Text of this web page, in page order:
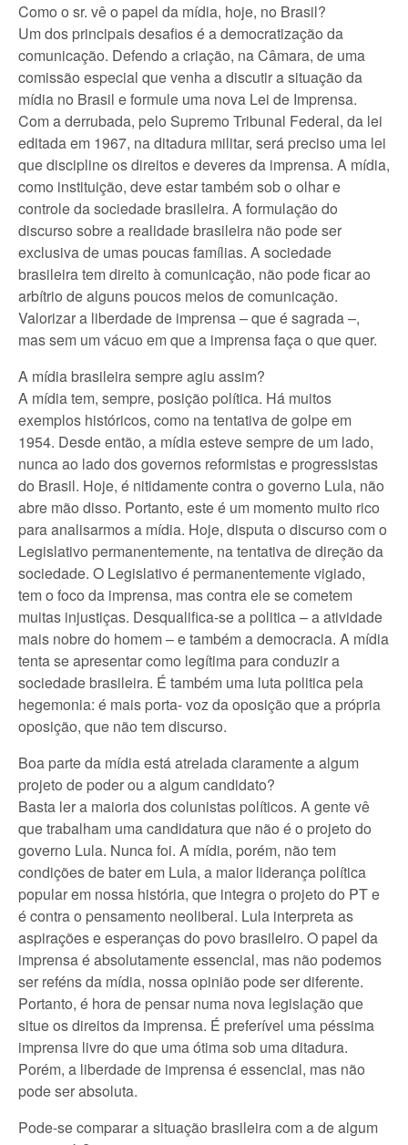
Como o sr. vê o papel da mídia, hoje, no Brasil?
Um dos principais desafios é a democratização da
comunicação. Defendo a criação, na Câmara, de uma
comissão especial que venha a discutir a situação da
mídia no Brasil e formule uma nova Lei de Imprensa.
Com a derrubada, pelo Supremo Tribunal Federal, da lei
editada em 1967, na ditadura militar, será preciso uma lei
que discipline os direitos e deveres da imprensa. A mídia,
como instituição, deve estar também sob o olhar e
controle da sociedade brasileira. A formulação do
discurso sobre a realidade brasileira não pode ser
exclusiva de umas poucas famílias. A sociedade
brasileira tem direito à comunicação, não pode ficar ao
arbítrio de alguns poucos meios de comunicação.
Valorizar a liberdade de imprensa – que é sagrada –,
mas sem um vácuo em que a imprensa faça o que quer.
A mídia brasileira sempre agiu assim?
A mídia tem, sempre, posição política. Há muitos
exemplos históricos, como na tentativa de golpe em
1954. Desde então, a mídia esteve sempre de um lado,
nunca ao lado dos governos reformistas e progressistas
do Brasil. Hoje, é nitidamente contra o governo Lula, não
abre mão disso. Portanto, este é um momento muito rico
para analisarmos a mídia. Hoje, disputa o discurso com o
Legislativo permanentemente, na tentativa de direção da
sociedade. O Legislativo é permanentemente vigiado,
tem o foco da imprensa, mas contra ele se cometem
muitas injustiças. Desqualifica-se a politica – a atividade
mais nobre do homem – e também a democracia. A mídia
tenta se apresentar como legítima para conduzir a
sociedade brasileira. É também uma luta politica pela
hegemonia: é mais porta- voz da oposição que a própria
oposição, que não tem discurso.
Boa parte da mídia está atrelada claramente a algum
projeto de poder ou a algum candidato?
Basta ler a maioria dos colunistas políticos. A gente vê
que trabalham uma candidatura que não é o projeto do
governo Lula. Nunca foi. A mídia, porém, não tem
condições de bater em Lula, a maior liderança política
popular em nossa história, que integra o projeto do PT e
é contra o pensamento neoliberal. Lula interpreta as
aspirações e esperanças do povo brasileiro. O papel da
imprensa é absolutamente essencial, mas não podemos
ser reféns da mídia, nossa opinião pode ser diferente.
Portanto, é hora de pensar numa nova legislação que
situe os direitos da imprensa. É preferível uma péssima
imprensa livre do que uma ótima sob uma ditadura.
Porém, a liberdade de imprensa é essencial, mas não
pode ser absoluta.
Pode-se comparar a situação brasileira com a de algum